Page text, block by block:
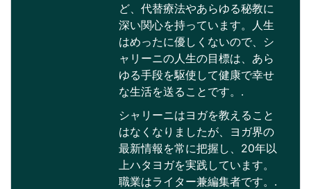
ど、代替療法やあらゆる秘教に
深い関心を持っています。人生
はめったに優しくないので、シ
ャリーニの人生の目標は、あら
ゆる手段を駆使して健康で幸せ
な生活を送ることです。.
シャリーニはヨガを教えること
はなくなりましたが、ヨガ界の
最新情報を常に把握し、20年以
上ハタヨガを実践しています。
職業はライター兼編集者です。.